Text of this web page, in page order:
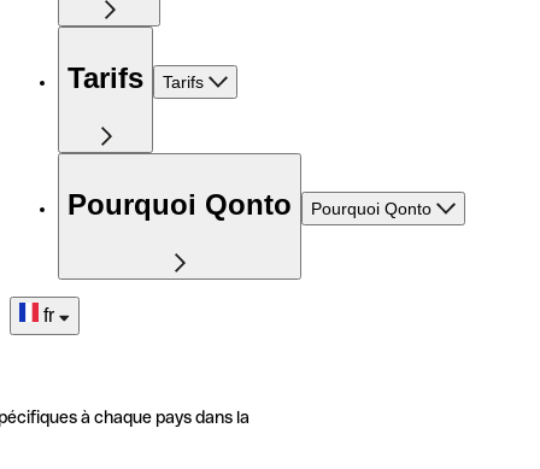
Tarifs Tarifs
Pourquoi Qonto Pourquoi Qonto
fr
à chaque pays dans la